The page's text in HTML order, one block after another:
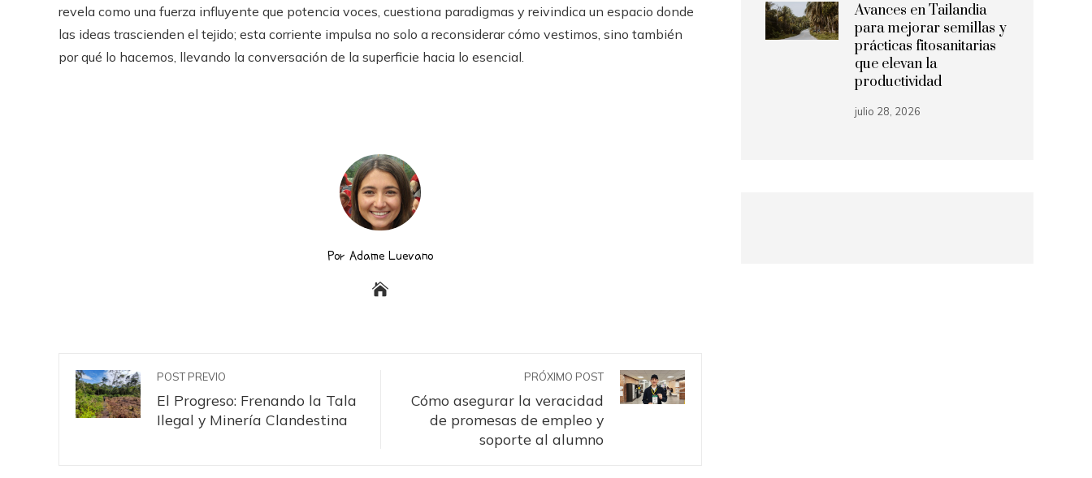
revela como una fuerza influyente que potencia voces, cuestiona paradigmas y reivindica un espacio donde
las ideas trascienden el tejido; esta corriente impulsa no solo a reconsiderar cómo vestimos, sino también
por qué lo hacemos, llevando la conversación de la superficie hacia lo esencial.
Por Adame Luevano
POST PREVIO
El Progreso: Frenando la Tala
Ilegal y Minería Clandestina
PRÓXIMO POST
Cómo asegurar la veracidad
de promesas de empleo y
soporte al alumno
Avances en Tailandia
para mejorar semillas y
prácticas fitosanitarias
que elevan la
productividad
julio 28, 2026